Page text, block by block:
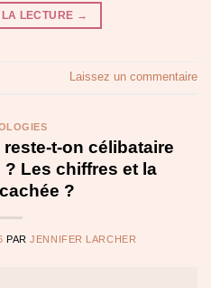
LECTURE →
Laissez un commentaire
t-on célibataire
Les chiffres et la
?
PARJENNIFER LARCHER